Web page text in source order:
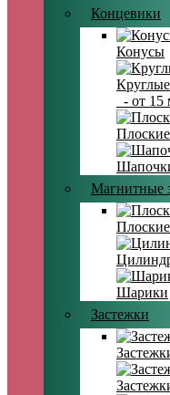
Концевики
Конусы
- от 15
Плоские
Магнитные
Плоские
Шарики
Застежки